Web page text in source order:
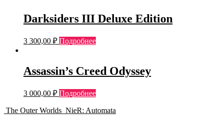
Darksiders III Deluxe Edition
3 300,00 ₽ Подробнее
Assassin’s Creed Odyssey
3 000,00 ₽ Подробнее
The Outer Worlds NieR: Automata